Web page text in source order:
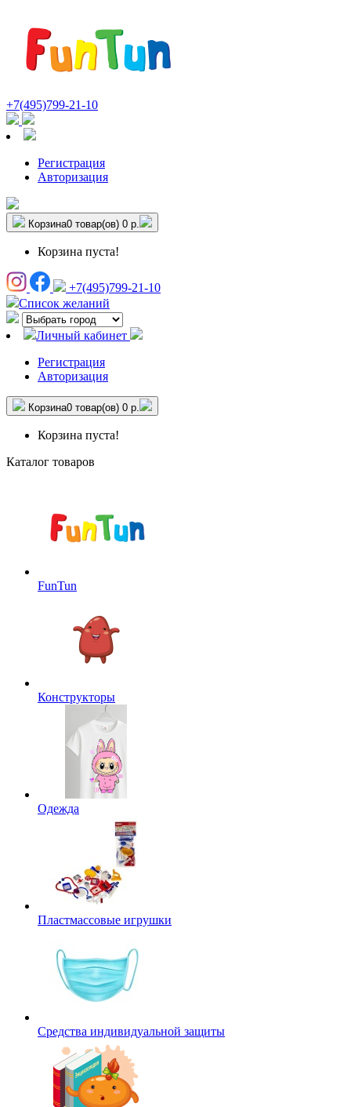
+7(495)799-21-10
Регистрация
Авторизация
Корзина0 товар(ов) 0 р.
Корзина пуста!
+7(495)799-21-10
Список желаний
Личный кабинет
Регистрация
Авторизация
Корзина0 товар(ов) 0 р.
Корзина пуста!
Каталог товаров
FunTun
Конструкторы
Одежда
Пластмассовые игрушки
Средства индивидуальной защиты